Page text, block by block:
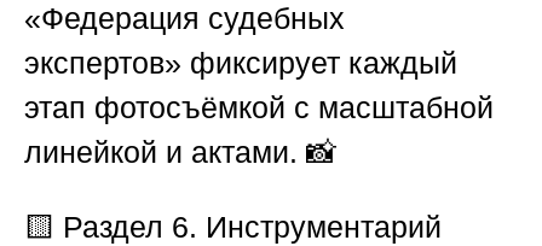
«Федерация судебных
экспертов» фиксирует каждый
этап фотосъёмкой с масштабной
линейкой и актами. 📸
🟨 Раздел 6. Инструментарий